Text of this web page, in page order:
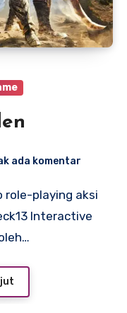
ada komentar
Interactive